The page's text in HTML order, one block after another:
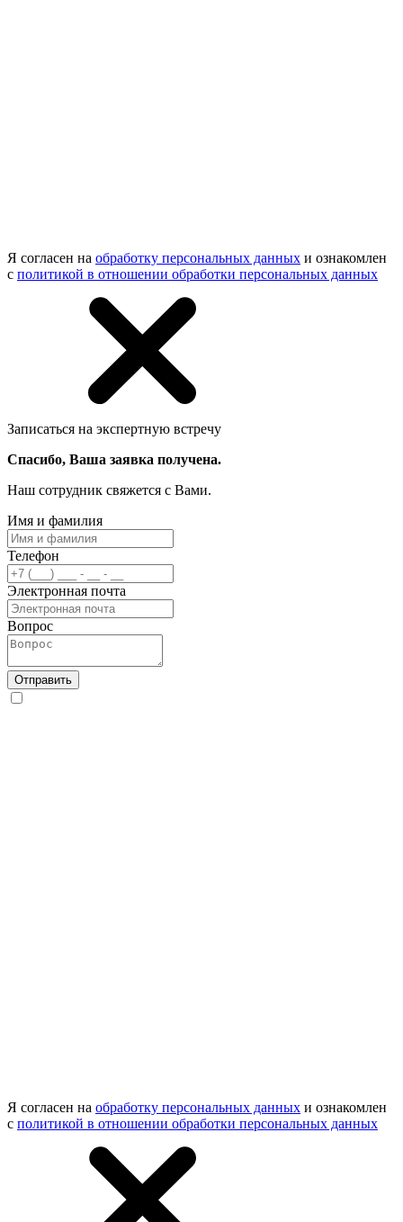
Я согласен на обработку персональных данных и ознакомлен
с политикой в отношении обработки персональных данных
Записаться на экспертную встречу
Спасибо, Ваша заявка получена.
Наш сотрудник свяжется с Вами.
Имя и фамилия
Телефон
Электронная почта
Вопрос
Отправить
Я согласен на обработку персональных данных и ознакомлен
с политикой в отношении обработки персональных данных